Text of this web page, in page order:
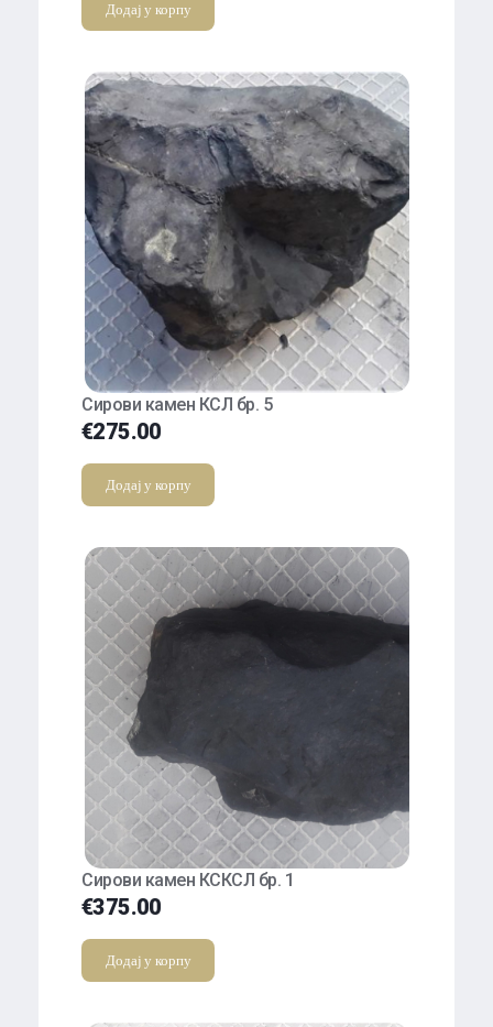
Додај у корпу
Сирови камен КСЛ бр. 5
€275.00
Додај у корпу
Сирови камен КСКСЛ бр. 1
€375.00
Додај у корпу